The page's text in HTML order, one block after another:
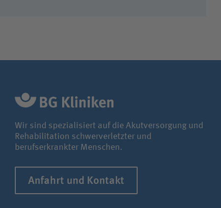
Wir sind spezialisiert auf die Akutversorgung und
Rehabilitation schwerverletzter und
berufserkrankter Menschen.
Anfahrt und Kontakt